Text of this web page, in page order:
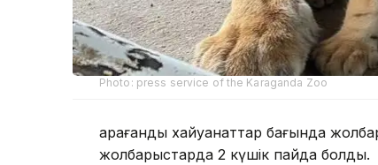
Photo: press service of the Karaganda Zoo
Қарағанды хайуанаттар бағында
жолбарыстарда 2 күшік пайда болды.